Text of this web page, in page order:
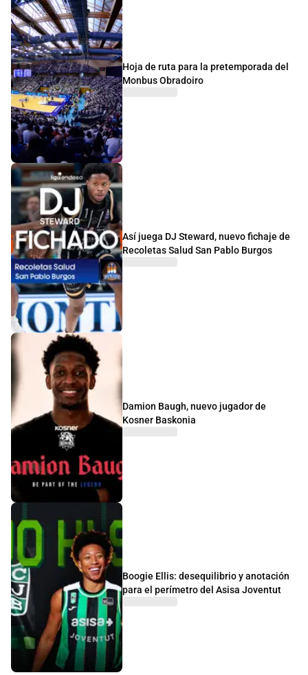
Hoja de ruta para la pretemporada del
Monbus Obradoiro
Así juega DJ Steward, nuevo fichaje de
Recoletas Salud San Pablo Burgos
Damion Baugh, nuevo jugador de
Kosner Baskonia
Boogie Ellis: desequilibrio y anotación
para el perímetro del Asisa Joventut